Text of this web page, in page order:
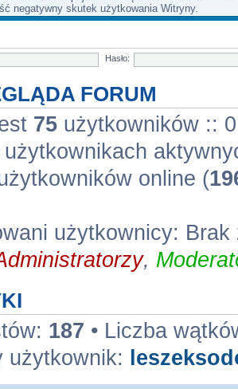
negatywny skutek użytkowania Witryny.
Hasło:
FORUM
75 użytkowników ::
online (
użytkownicy:
,
187 • Liczba
użytkownik: